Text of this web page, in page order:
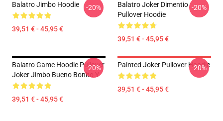
Balatro Jimbo Hoodie
39,51 € - 45,95 €
-20%
Balatro Joker Dimentio
Pullover Hoodie
39,51 € - 45,95 €
-20%
Balatro Game Hoodie Pullover
Joker Jimbo Bueno Bonito Y
39,51 € - 45,95 €
-20% Painted Joker Pullover Hoodie
39,51 € - 45,95 €
-20%